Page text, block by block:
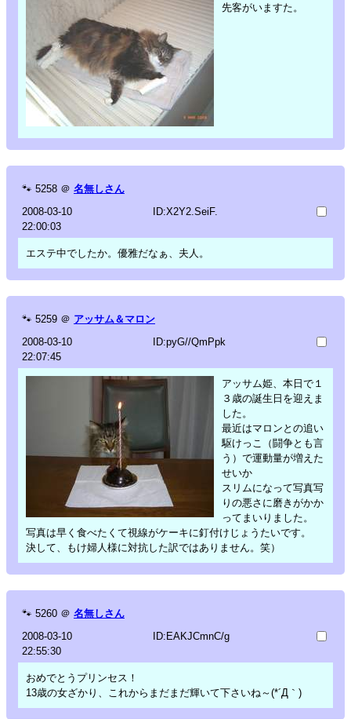
先客がいますた。
🐾 5258 ＠ 名無しさん
2008-03-10
22:00:03
ID:X2Y2.SeiF.
エステ中でしたか。優雅だなぁ、夫人。
🐾 5259 ＠ アッサム＆マロン
2008-03-10
22:07:45
ID:pyG//QmPpk
アッサム姫、本日で１
３歳の誕生日を迎えま
した。
最近はマロンとの追い
駆けっこ（闘争とも言
う）で運動量が増えた
せいか
スリムになって写真写
りの悪さに磨きがかか
ってまいりました。
写真は早く食べたくて視線がケーキに釘付けじょうたいです。
決して、もけ婦人様に対抗した訳ではありません。笑）
🐾 5260 ＠ 名無しさん
2008-03-10
22:55:30
ID:EAKJCmnC/g
おめでとうプリンセス！
13歳の女ざかり、これからまだまだ輝いて下さいね～(*´Д｀)